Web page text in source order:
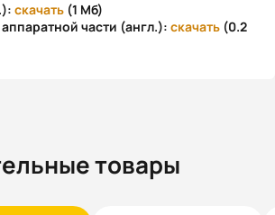
скачать (1 Мб)
части (англ.): скачать (0.2
товары